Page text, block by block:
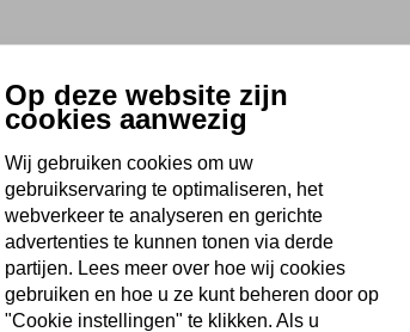
Op deze website zijn
cookies aanwezig
Wij gebruiken cookies om uw
gebruikservaring te optimaliseren, het
webverkeer te analyseren en gerichte
advertenties te kunnen tonen via derde
partijen. Lees meer over hoe wij cookies
gebruiken en hoe u ze kunt beheren door op
"Cookie instellingen" te klikken. Als u